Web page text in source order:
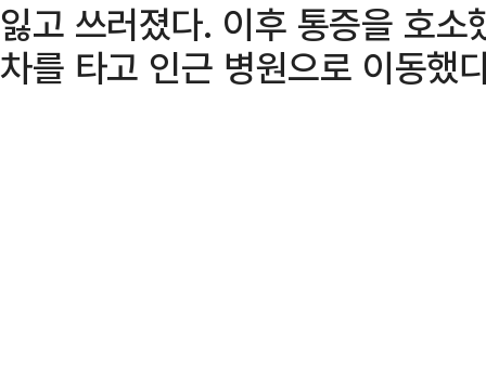
잃고 쓰러졌다. 이후 통증을 호
차를 타고 인근 병원으로 이동했